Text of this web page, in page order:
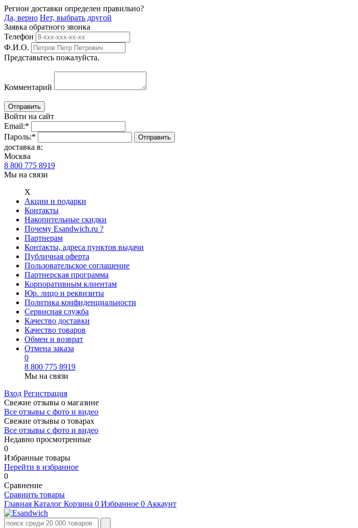
Регион доставки определен правильно?
Да, верно Нет, выбрать другой
Заявка обратного звонка
Телефон
Ф.И.О.
Представьтесь пожалуйста.
Комментарий
Войти на сайт
Email:*
Пароль:*
доставка в:
Москва
8 800 775 8919
Мы на связи
Х
Акции и подарки
Контакты
Накопительные скидки
Почему Esandwich.ru ?
Партнерам
Контакты, адреса пунктов выдачи
Публичная оферта
Пользовательское соглашение
Партнерская программа
Корпоративным клиентам
Юр. лицо и реквизиты
Политика конфиденциальности
Сервисная служба
Качество доставки
Качество товаров
Обмен и возврат
Отмена заказа
0
8 800 775 8919
Мы на связи
Вход Регистрация
Свежие отзывы о магазине
Все отзывы с фото и видео
Свежие отзывы о товарах
Все отзывы c фото и видео
Недавно просмотренные
0
Избранные товары
Перейти в избранное
0
Сравнение
Сравнить товары
Главная Каталог Корзина 0 Избранное 0 Аккаунт